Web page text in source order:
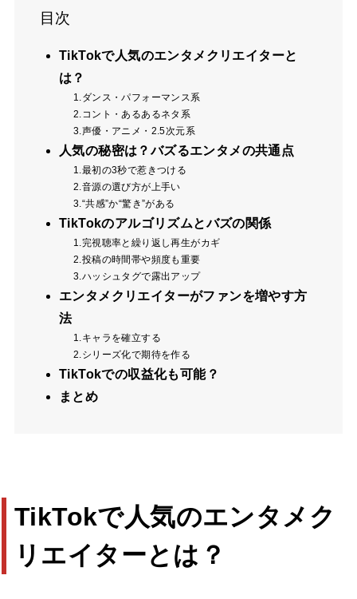
目次
TikTokで人気のエンタメクリエイターと
は？
1.ダンス・パフォーマンス系
2.コント・あるあるネタ系
3.声優・アニメ・2.5次元系
人気の秘密は？バズるエンタメの共通点
1.最初の3秒で惹きつける
2.音源の選び方が上手い
3.“共感”か“驚き”がある
TikTokのアルゴリズムとバズの関係
1.完視聴率と繰り返し再生がカギ
2.投稿の時間帯や頻度も重要
3.ハッシュタグで露出アップ
エンタメクリエイターがファンを増やす方
法
1.キャラを確立する
2.シリーズ化で期待を作る
TikTokでの収益化も可能？
まとめ
TikTokで人気のエンタメク
リエイターとは？